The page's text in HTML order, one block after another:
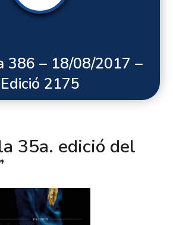
386 – 18/08/2017 –
Edició 2175
35a. edició del